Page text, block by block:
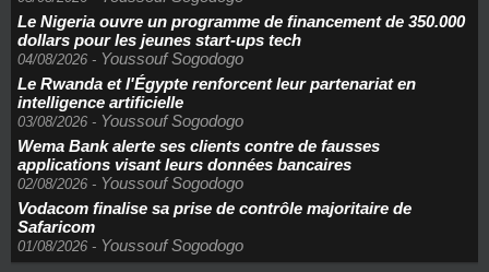
Le Nigeria ouvre un programme de financement de 350.000
dollars pour les jeunes start-ups tech
04/08/2026 - Youssouf Sogodogo
Le Rwanda et l'Égypte renforcent leur partenariat en
intelligence artificielle
03/08/2026 - Youssouf Sogodogo
Wema Bank alerte ses clients contre de fausses
applications visant leurs données bancaires
02/08/2026 - Youssouf Sogodogo
Vodacom finalise sa prise de contrôle majoritaire de
Safaricom
01/08/2026 - Youssouf Sogodogo